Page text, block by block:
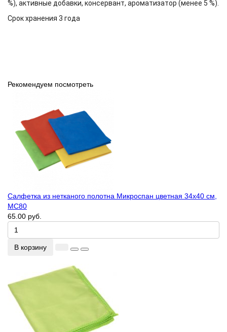
%), активные добавки, консервант, ароматизатор (менее 5 %).
Срок хранения 3 года
Рекомендуем посмотреть
Салфетка из нетканого полотна Микроспан цветная 34х40 см,
МС80
65.00 руб.
В корзину